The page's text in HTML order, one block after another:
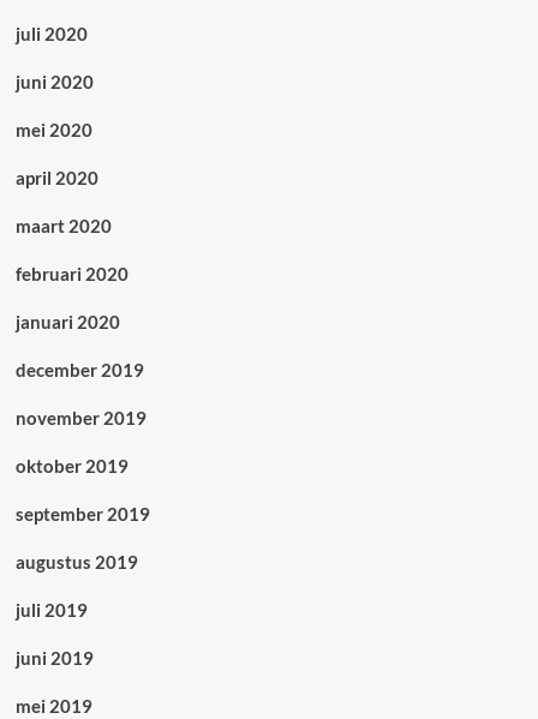
juli 2020
juni 2020
mei 2020
april 2020
maart 2020
februari 2020
januari 2020
december 2019
november 2019
oktober 2019
september 2019
augustus 2019
juli 2019
juni 2019
mei 2019